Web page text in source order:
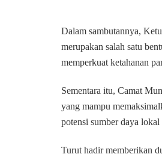
Dalam sambutannya,
merupakan salah satu
memperkuat ketahanan
Sementara itu, Camat
yang mampu
potensi sumber daya
Turut hadir memberikan